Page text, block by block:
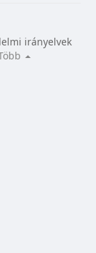
irányelvek